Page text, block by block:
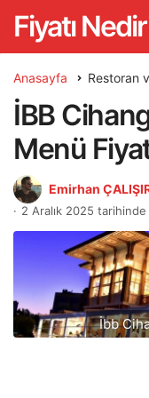
Fiyatı Nedir
Anasayfa Restoran
İBB
Menü
Emirhan
2 Aralık 2025
İbb